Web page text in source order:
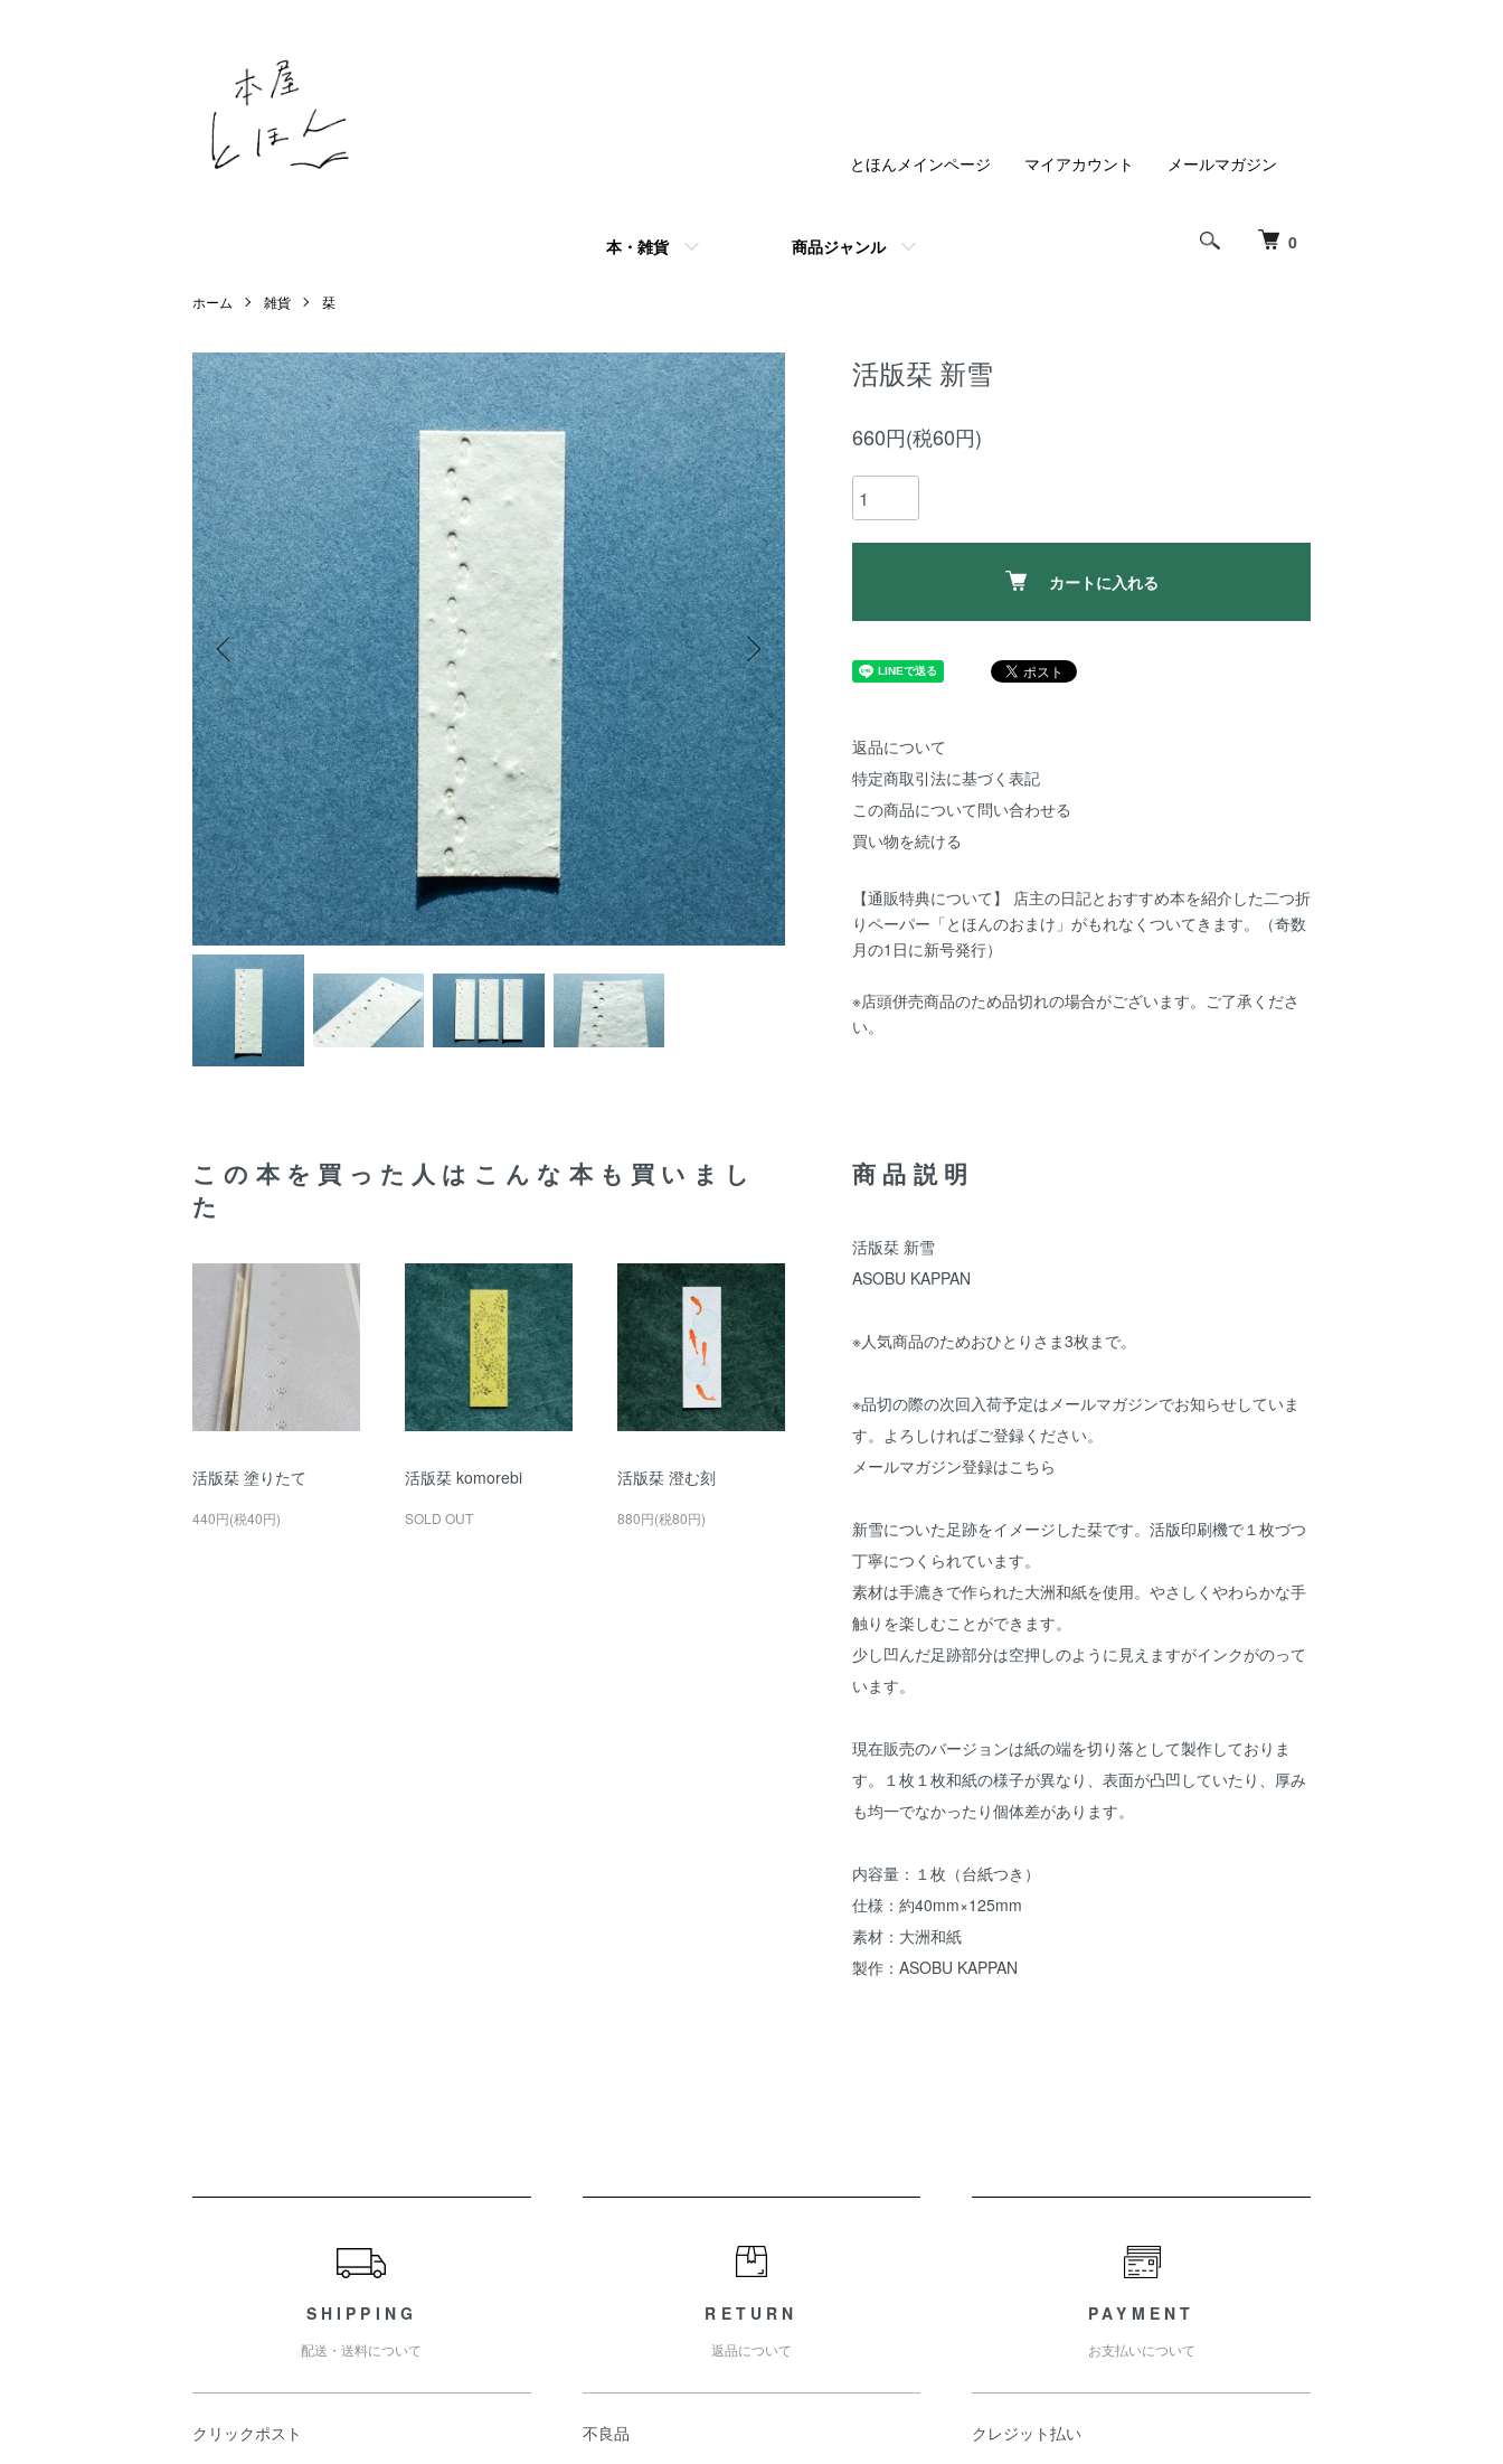
0
本・雑貨 商品ジャンル
とほんメインページ マイアカウント メールマガジン
ホーム 雑貨 栞
活版栞 新雪
660円(税60円)
カートに入れる
返品について
特定商取引法に基づく表記
この商品について問い合わせる
買い物を続ける
【通販特典について】 店主の日記とおすすめ本を紹介した二つ折
りペーパー「とほんのおまけ」がもれなくついてきます。（奇数
月の1日に新号発行）
※店頭併売商品のため品切れの場合がございます。ご了承くださ
い。
商品説明
活版栞 新雪
ASOBU KAPPAN
※人気商品のためおひとりさま3枚まで。
※品切の際の次回入荷予定はメールマガジンでお知らせしていま
す。よろしければご登録ください。
メールマガジン登録はこちら
新雪についた足跡をイメージした栞です。活版印刷機で１枚づつ
丁寧につくられています。
素材は手漉きで作られた大洲和紙を使用。やさしくやわらかな手
触りを楽しむことができます。
少し凹んだ足跡部分は空押しのように見えますがインクがのって
います。
現在販売のバージョンは紙の端を切り落として製作しておりま
す。１枚１枚和紙の様子が異なり、表面が凸凹していたり、厚み
も均一でなかったり個体差があります。
内容量：１枚（台紙つき）
仕様：約40mm×125mm
素材：大洲和紙
製作：ASOBU KAPPAN
この本を買った人はこんな本も買いまし
た
活版栞 塗りたて
440円(税40円)
活版栞 komorebi
SOLD OUT
活版栞 澄む刻
880円(税80円)
SHIPPING
配送・送料について
クリックポスト
RETURN
返品について
不良品
PAYMENT
お支払いについて
クレジット払い